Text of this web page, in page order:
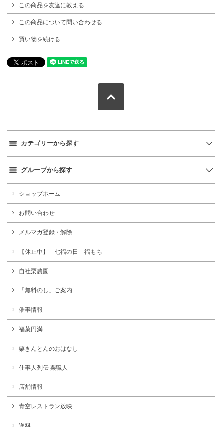
この商品を友達に教える
この商品について問い合わせる
買い物を続ける
カテゴリーから探す
グループから探す
ショップホーム
お問い合わせ
メルマガ登録・解除
【休止中】 七福の日 福もち
自社栗農園
「無料のし」ご案内
催事情報
福菓円満
栗きんとんのおはなし
仕事人列伝 栗職人
店舗情報
青空レストラン放映